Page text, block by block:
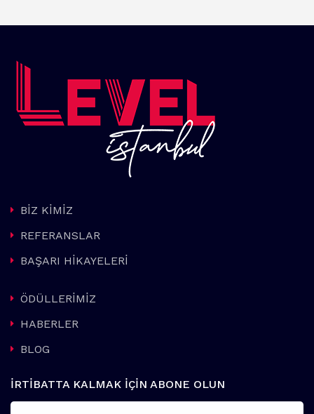
BİZ KİMİZ
REFERANSLAR
BAŞARI HİKAYELERİ
ÖDÜLLERİMİZ
HABERLER
BLOG
İRTİBATTA KALMAK İÇİN ABONE OLUN